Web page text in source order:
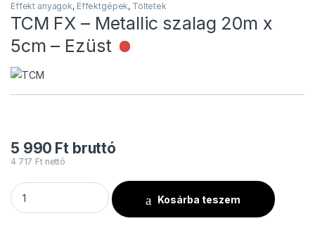
Effekt anyagok, Effektgépek, Töltetek
TCM FX – Metallic szalag 20m x
5cm – Ezüst Nincs raktáron
5 990 Ft bruttó
4 717 Ft nettó
TCM FX - Metallic szalag 20m x 5cm - Ezüst mennyiség
Kosárba teszem